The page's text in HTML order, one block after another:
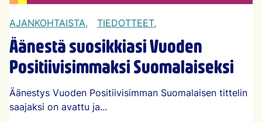
AJANKOHTAISTA, TIEDOTTEET,
Äänestä suosikkiasi Vuoden
Positiivisimmaksi Suomalaiseksi
Äänestys Vuoden Positiivisimman Suomalaisen tittelin
saajaksi on avattu ja...